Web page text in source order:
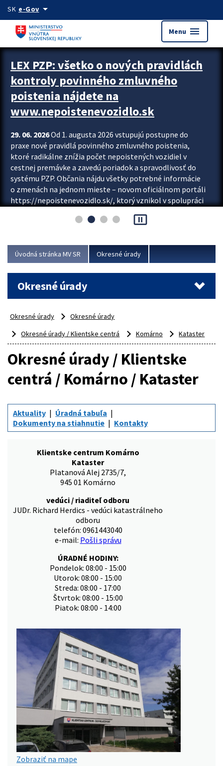
Preskocit na hlavný obsah
SK e-Govarrow_drop_down
Menu menu
Zastavit automatický posun upútavok
LEX PZP: všetko o nových pravidlách
kontroly povinného zmluvného
poistenia nájdete na
www.nepoistenevozidlo.sk
29. 06. 2026Od 1. augusta 2026 vstupujú postupne do
praxe nové pravidlá povinného zmluvného poistenia,
ktoré radikálne znížia počet nepoistených vozidiel v
cestnej premávke a zavedú poriadok a spravodlivosť do
systému PZP. Občania nájdu všetky potrebné informácie
o zmenách na jednom mieste – novom oficiálnom portáli
https://nepoistenevozidlo.sk/, ktorý vznikol v spolupráci
asociácie poisťovní (SLASPO) a Ministerstva vnútra SR.
Viac
pause_presentation
Úvodná stránka MV SR Okresné úrady
Okresné úrady
Okresné úrady
Okresné úrady
Okresné úrady / Klientske centrá
Komárno Kataster
Okresné úrady / Klientske
centrá / Komárno / Kataster
Aktuality
Úradná tabuľa
Dokumenty na stiahnutie
Kontakty
Klientske centrum Komárno
Kataster
Platanová Alej 2735/7,
945 01 Komárno
vedúci / riaditeľ odboru
JUDr. Richard Herdics - vedúci katastrálneho
odboru
telefón: 0961443040
e-mail: Pošli správu
ÚRADNÉ HODINY:
Pondelok: 08:00 - 15:00
Utorok: 08:00 - 15:00
Streda: 08:00 - 17:00
Štvrtok: 08:00 - 15:00
Piatok: 08:00 - 14:00
Zobraziť na mape